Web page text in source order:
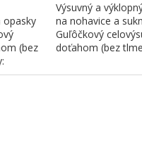
opasky
(bez
Výsuvný a
na nohavice a
Guľôčkový
doťahom (bez
mm....